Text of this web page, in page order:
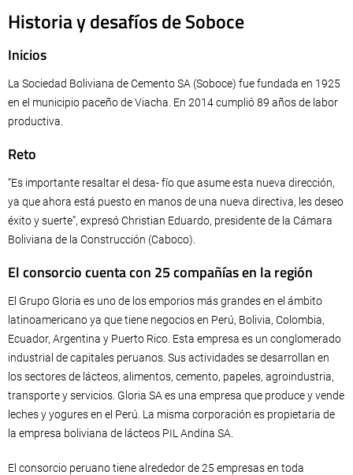
Historia y desafíos de Soboce
Inicios
La Sociedad Boliviana de Cemento SA (Soboce) fue fundada en 1925
en el municipio paceño de Viacha. En 2014 cumplió 89 años de labor
productiva.
Reto
“Es importante resaltar el desa- fío que asume esta nueva dirección,
ya que ahora está puesto en manos de una nueva directiva, les deseo
éxito y suerte”, expresó Christian Eduardo, presidente de la Cámara
Boliviana de la Construcción (Caboco).
El consorcio cuenta con 25 compañías en la región
El Grupo Gloria es uno de los emporios más grandes en el ámbito
latinoamericano ya que tiene negocios en Perú, Bolivia, Colombia,
Ecuador, Argentina y Puerto Rico. Esta empresa es un conglomerado
industrial de capitales peruanos. Sus actividades se desarrollan en
los sectores de lácteos, alimentos, cemento, papeles, agroindustria,
transporte y servicios. Gloria SA es una empresa que produce y vende
leches y yogures en el Perú. La misma corporación es propietaria de
la empresa boliviana de lácteos PIL Andina SA.
El consorcio peruano tiene alrededor de 25 empresas en toda